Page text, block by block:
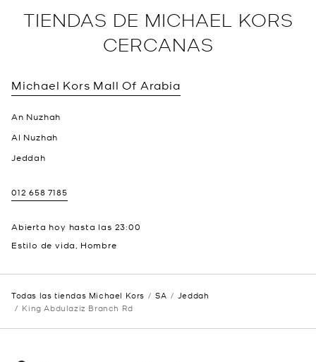
TIENDAS DE MICHAEL KORS
CERCANAS
Michael Kors Mall Of Arabia
An Nuzhah
Al Nuzhah
Jeddah
012 658 7185
Abierta hoy hasta las 23:00
Estilo de vida, Hombre
Todas las tiendas Michael Kors SA
Jeddah
King Abdulaziz Branch Rd